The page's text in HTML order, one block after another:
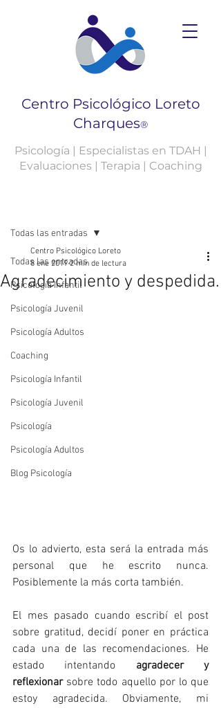
Centro Psicológico Loreto
Charques®
Psicología | Especialistas en TDAH |
Evaluaciones | Terapia | Coaching
Todas las entradas
Psicología Infantil
Psicología Juvenil
Psicología Adultos
Coaching
Psicología Infantil
Psicología Juvenil
Psicología
Psicología Adultos
Blog Psicología
Todas las entradas
Agradecimiento y despedida.
Centro Psicológico Loreto
8 ene 2019 2 min de lectura
Os lo advierto, esta será la entrada más
personal que he escrito nunca.
Posiblemente la más corta también.
El mes pasado cuando escribí el post
sobre gratitud, decidí poner en práctica
cada una de las recomendaciones. He
estado intentando agradecer y
reflexionar sobre todo aquello por lo que
estoy agradecida. Obviamente, mi